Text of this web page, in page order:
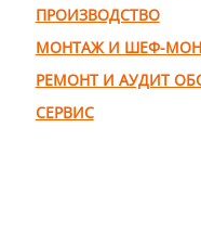
ПРОИЗВОДСТВО
МОНТАЖ И ШЕФ-
РЕМОНТ И АУДИТ
СЕРВИС